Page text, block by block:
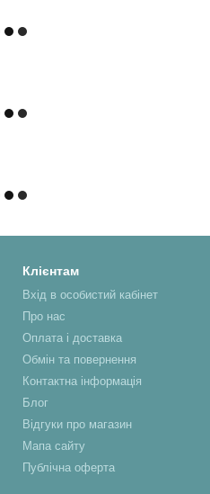
Клієнтам
Вхід в особистий кабінет
Про нас
Оплата і доставка
Обмін та повернення
Контактна інформація
Блог
Відгуки про магазин
Мапа сайту
Публічна оферта